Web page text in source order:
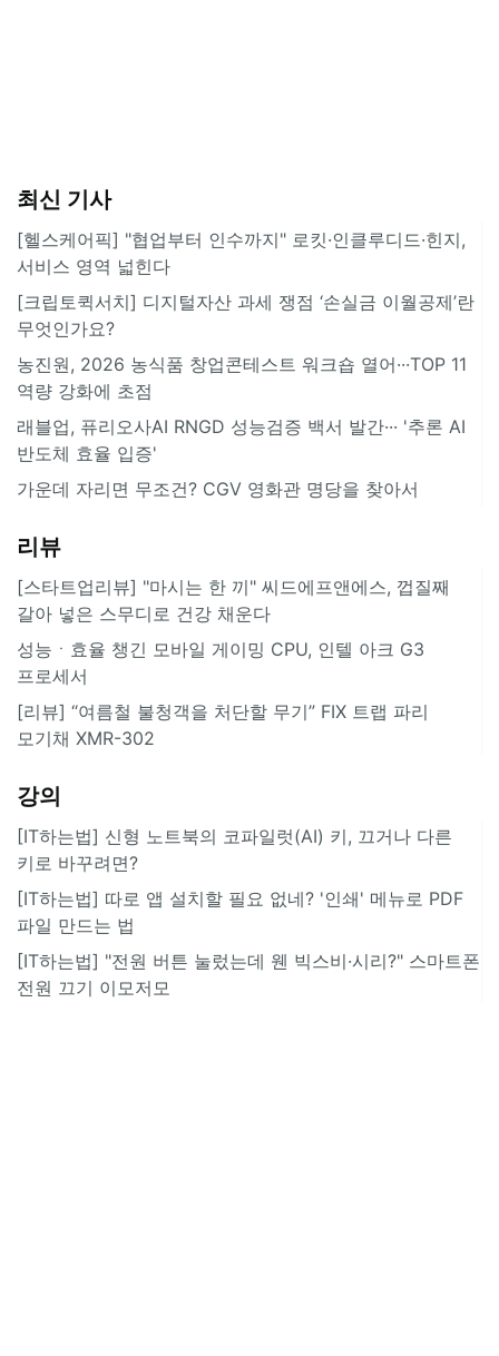
최신 기사
[헬스케어픽] "협업부터 인수까지" 로킷·인클루디드·힌지,
서비스 영역 넓힌다
[크립토퀵서치] 디지털자산 과세 쟁점 ‘손실금 이월공제’란
무엇인가요?
농진원, 2026 농식품 창업콘테스트 워크숍 열어···TOP 11
역량 강화에 초점
래블업, 퓨리오사AI RNGD 성능검증 백서 발간··· '추론 AI
반도체 효율 입증'
가운데 자리면 무조건? CGV 영화관 명당을 찾아서
리뷰
[스타트업리뷰] "마시는 한 끼" 씨드에프앤에스, 껍질째
갈아 넣은 스무디로 건강 채운다
성능ㆍ효율 챙긴 모바일 게이밍 CPU, 인텔 아크 G3
프로세서
[리뷰] “여름철 불청객을 처단할 무기” FIX 트랩 파리
모기채 XMR-302
강의
[IT하는법] 신형 노트북의 코파일럿(AI) 키, 끄거나 다른
키로 바꾸려면?
[IT하는법] 따로 앱 설치할 필요 없네? '인쇄' 메뉴로 PDF
파일 만드는 법
[IT하는법] "전원 버튼 눌렀는데 웬 빅스비·시리?" 스마트폰
전원 끄기 이모저모